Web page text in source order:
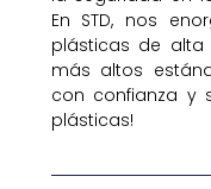
En STD, nos
plásticas de
más altos
con confianza y
plásticas!